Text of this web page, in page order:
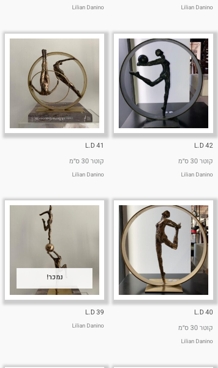
Lilian Danino
Lilian Danino
L.D 42
קוטר 30 ס״מ
Lilian Danino
L.D 41
קוטר 30 ס״מ
Lilian Danino
L.D 40
קוטר 30 ס״מ
Lilian Danino
נמכר!
L.D 39
Lilian Danino